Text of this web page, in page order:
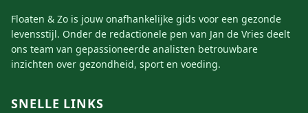
Floaten & Zo is jouw onafhankelijke gids voor een gezonde
levensstijl. Onder de redactionele pen van Jan de Vries deelt
ons team van gepassioneerde analisten betrouwbare
inzichten over gezondheid, sport en voeding.
SNELLE LINKS